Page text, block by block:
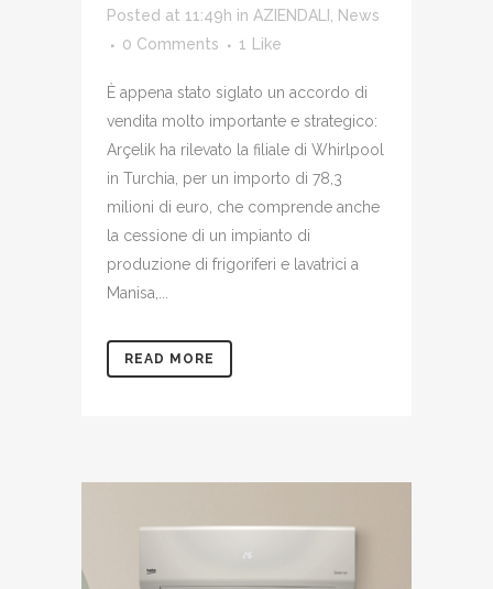
Posted at 11:49h in AZIENDALI
News
0 Comments
1 Like
È appena stato siglato un accordo di
vendita molto importante e strategico:
Arçelik ha rilevato la filiale di Whirlpool
in Turchia, per un importo di 78,3
milioni di euro, che comprende anche
la cessione di un impianto di
produzione di frigoriferi e lavatrici a
Manisa,...
READ MORE